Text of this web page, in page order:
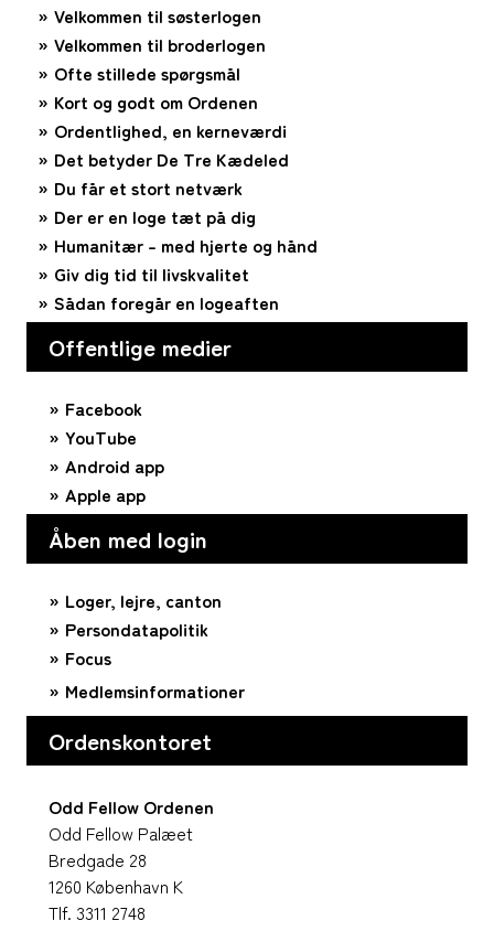
Velkommen til søsterlogen
Velkommen til broderlogen
Ofte stillede spørgsmål
Kort og godt om Ordenen
Ordentlighed, en kerneværdi
Det betyder De Tre Kædeled
Du får et stort netværk
Der er en loge tæt på dig
Humanitær – med hjerte og hånd
Giv dig tid til livskvalitet
Sådan foregår en logeaften
Offentlige medier
Facebook
YouTube
Android app
Apple app
Åben med login
Loger, lejre, canton
Persondatapolitik
Focus
Medlemsinformationer
Ordenskontoret
Odd Fellow Ordenen
Odd Fellow Palæet
Bredgade 28
1260 København K
Tlf. 3311 2748